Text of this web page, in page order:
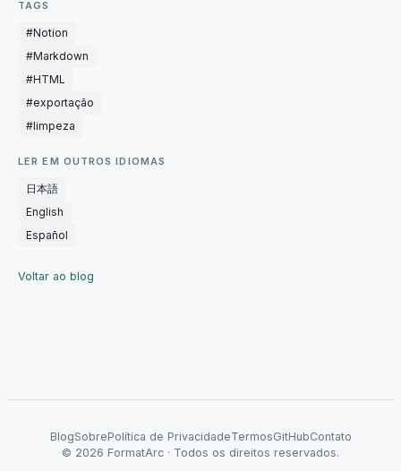
TAGS
#Notion
#Markdown
#HTML
#exportação
#limpeza
LER EM OUTROS IDIOMAS
日本語
English
Español
Voltar ao blog
© 2026 FormatArc · Todos os direitos reservados.
BlogSobrePolítica de PrivacidadeTermosGitHubContato